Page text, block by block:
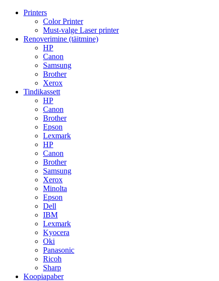
Printers
Color Printer
Must-valge Laser printer
Renoverimine (täitmine)
HP
Canon
Samsung
Brother
Xerox
Tindikassett
HP
Canon
Brother
Epson
Lexmark
HP
Canon
Brother
Samsung
Xerox
Minolta
Epson
Dell
IBM
Lexmark
Kyocera
Oki
Panasonic
Ricoh
Sharp
Koopiapaber